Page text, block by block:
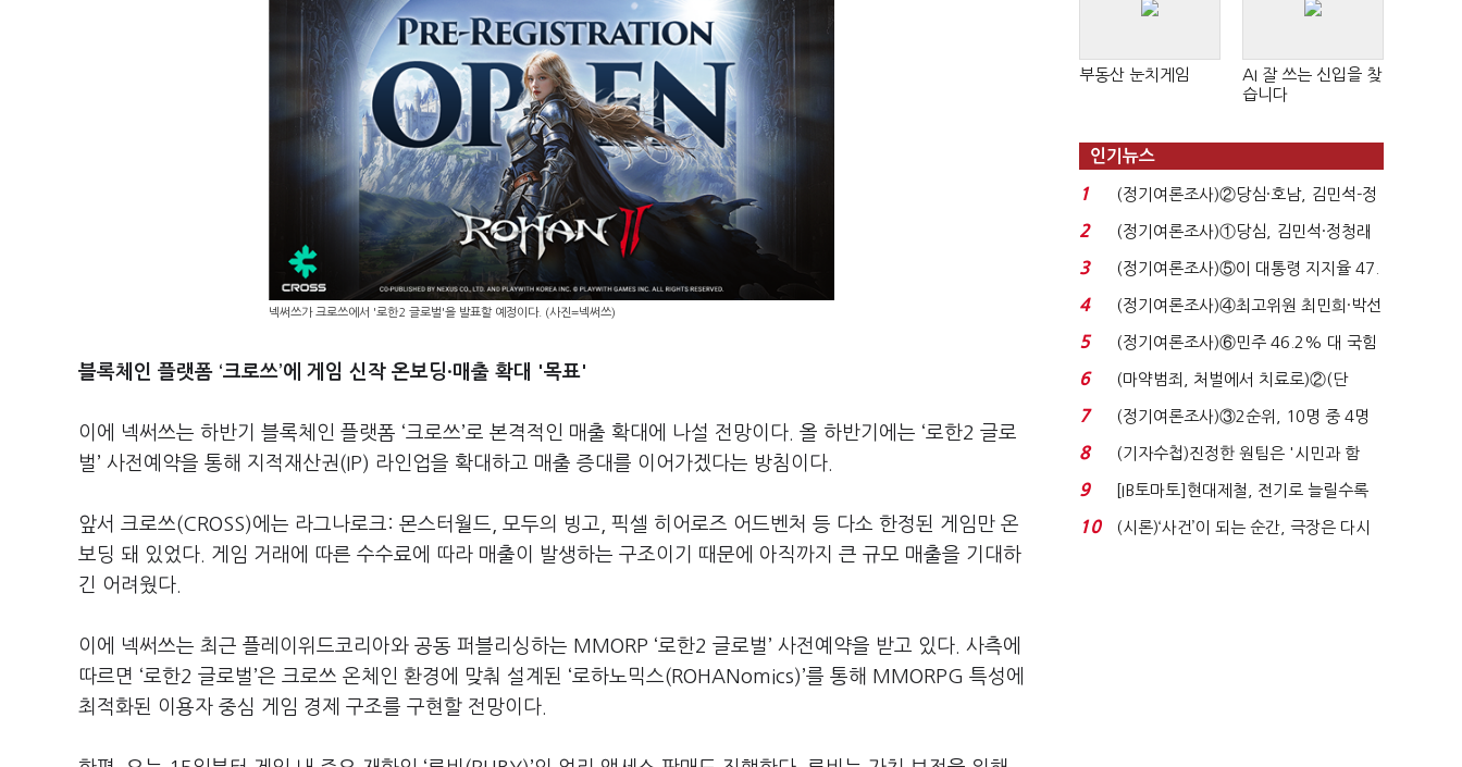
넥써쓰가 크로쓰에서 '로한2 글로벌'을 발표할 예정이다. (사진=넥써쓰)
블록체인 플랫폼 ‘크로쓰’에 게임 신작 온보딩·매출 확대 '목표'
이에 넥써쓰는 하반기 블록체인 플랫폼 ‘크로쓰’로 본격적인 매출 확대에 나설 전망이다. 올 하반기에는 ‘로한2 글로
벌’ 사전예약을 통해 지적재산권(IP) 라인업을 확대하고 매출 증대를 이어가겠다는 방침이다.
앞서 크로쓰(CROSS)에는 라그나로크: 몬스터월드, 모두의 빙고, 픽셀 히어로즈 어드벤처 등 다소 한정된 게임만 온
보딩 돼 있었다. 게임 거래에 따른 수수료에 따라 매출이 발생하는 구조이기 때문에 아직까지 큰 규모 매출을 기대하
긴 어려웠다.
이에 넥써쓰는 최근 플레이위드코리아와 공동 퍼블리싱하는 MMORP ‘로한2 글로벌’ 사전예약을 받고 있다. 사측에
따르면 ‘로한2 글로벌’은 크로쓰 온체인 환경에 맞춰 설계된 ‘로하노믹스(ROHANomics)’를 통해 MMORPG 특성에
최적화된 이용자 중심 게임 경제 구조를 구현할 전망이다.
부동산 눈치게임
AI 잘 쓰는 신입을 찾
습니다
인기뉴스
1
(정기여론조사)②당심·호남, 김민석-정
청래 '초접전'...
2
(정기여론조사)①당심, 김민석·정청래
'초접전'…대통령 ...
3
(정기여론조사)⑤이 대통령 지지율 47.
7%…일주일 만에 ...
4
(정기여론조사)④최고위원 최민희·박선
원 '양강'…서미...
5
(정기여론조사)⑥민주 46.2% 대 국힘
31.0%…오차범위 밖 ...
6
(마약범죄, 처벌에서 치료로)②(단
독)"마약은 전염병…여성...
7
(정기여론조사)③2순위, 10명 중 4명
'송영길'…정청래 '한 ...
8
(기자수첩)진정한 원팀은 '시민과 함
께'일 때 완성...
9
[IB토마토]현대제철, 전기로 늘릴수록
전기료 부담…저...
10
(시론)‘사건’이 되는 순간, 극장은 다시